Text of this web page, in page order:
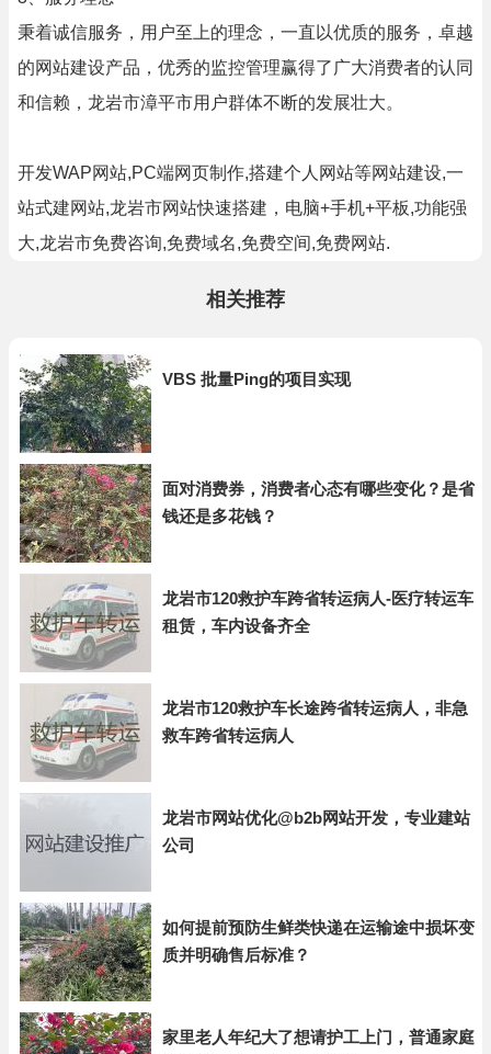
秉着诚信服务，用户至上的理念，一直以优质的服务，卓越
的网站建设产品，优秀的监控管理赢得了广大消费者的认同
和信赖，龙岩市漳平市用户群体不断的发展壮大。
开发WAP网站,PC端网页制作,搭建个人网站等网站建设,一
站式建网站,龙岩市网站快速搭建，电脑+手机+平板,功能强
大,龙岩市免费咨询,免费域名,免费空间,免费网站.
相关推荐
VBS 批量Ping的项目实现
面对消费券，消费者心态有哪些变化？是省
钱还是多花钱？
龙岩市120救护车跨省转运病人-医疗转运车
租赁，车内设备齐全
龙岩市120救护车长途跨省转运病人，非急
救车跨省转运病人
龙岩市网站优化@b2b网站开发，专业建站
公司
如何提前预防生鲜类快递在运输途中损坏变
质并明确售后标准？
家里老人年纪大了想请护工上门，普通家庭